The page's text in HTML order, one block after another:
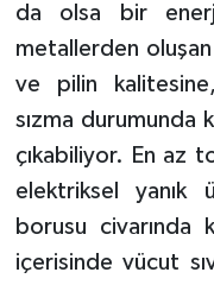
da olsa bir
metallerden
ve pilin
sızma
çıkabiliyor. En az
elektriksel yanık
borusu civarında
içerisinde vücut